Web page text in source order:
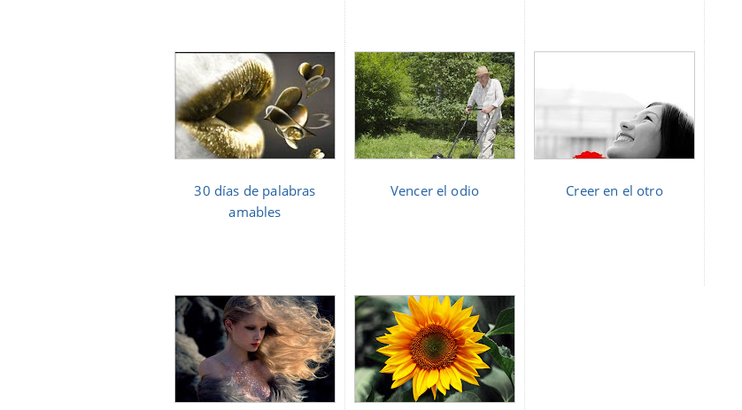
30 días de palabras
amables
Vencer el odio Creer en el otro